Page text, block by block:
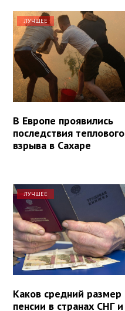
ЛУЧШЕЕ
В Европе проявились
последствия теплового
взрыва в Сахаре
ЛУЧШЕЕ
Каков средний размер
пенсии в странах СНГ и